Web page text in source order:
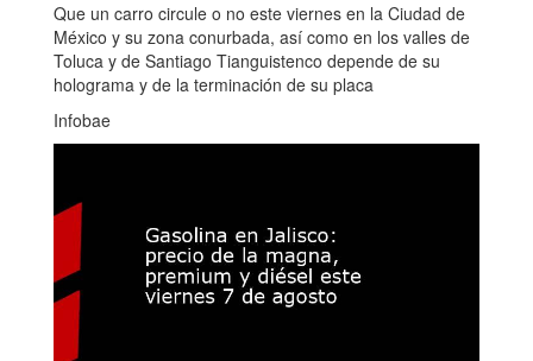
Que un carro circule o no este viernes en la Ciudad de
México y su zona conurbada, así como en los valles de
Toluca y de Santiago Tianguistenco depende de su
holograma y de la terminación de su placa
Infobae